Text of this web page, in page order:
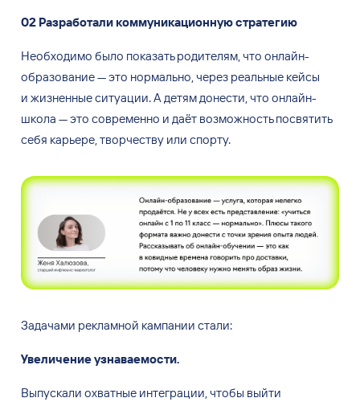
02 Разработали коммуникационную стратегию
Необходимо было показать родителям, что онлайн-
образование—это нормально, через реальные кейсы
и жизненные ситуации. Адетям донести, что онлайн-
школа —это современно и даёт возможность посвятить
себя карьере, творчеству или спорту.
Задачами рекламной кампании стали:
Увеличение узнаваемости.
Выпускали охватные интеграции, чтобы выйти